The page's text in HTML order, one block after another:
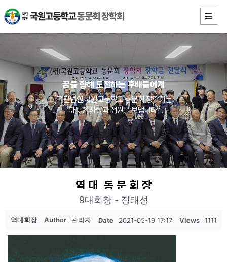
꿈을 향해 도전하는 후배들에게
재단법인 국원고등학교 동문회 장학회는
따뜻한 사랑과 성원을 보냅니다.
역 대 동 문 회 장
9대회장 - 정태성
역대회장 Author 관리자 Date 2021-05-19 17:17 Views 1111